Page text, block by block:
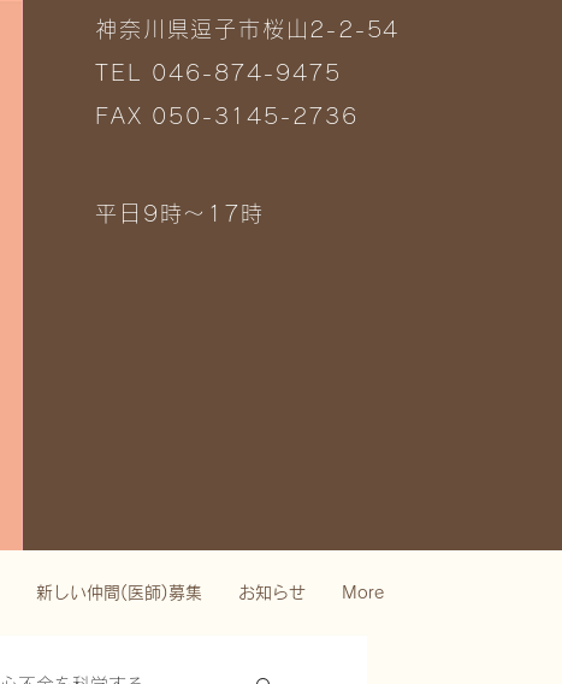
神奈川県逗子市桜山2-2-54
TEL 046-874-9475
FAX 050-3145-2736
平日9時～17時
新しい仲間(医師)募集 お知らせ More